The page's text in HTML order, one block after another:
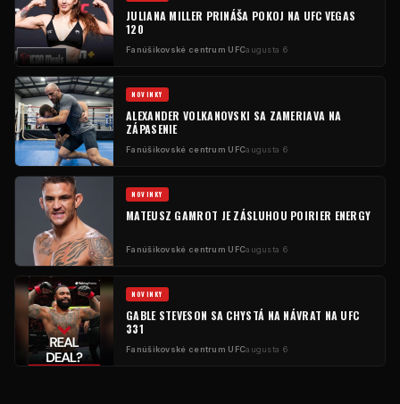
JULIANA MILLER PRINÁŠA POKOJ NA UFC VEGAS
120
Fanúšikovské centrum UFCaugusta 6
NOVINKY
ALEXANDER VOLKANOVSKI SA ZAMERIAVA NA
ZÁPASENIE
Fanúšikovské centrum UFCaugusta 6
NOVINKY
MATEUSZ GAMROT JE ZÁSLUHOU POIRIER ENERGY
Fanúšikovské centrum UFCaugusta 6
NOVINKY
GABLE STEVESON SA CHYSTÁ NA NÁVRAT NA UFC
331
Fanúšikovské centrum UFCaugusta 6